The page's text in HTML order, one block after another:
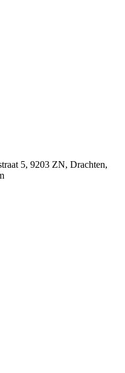
5, 9203 ZN, Drachten,